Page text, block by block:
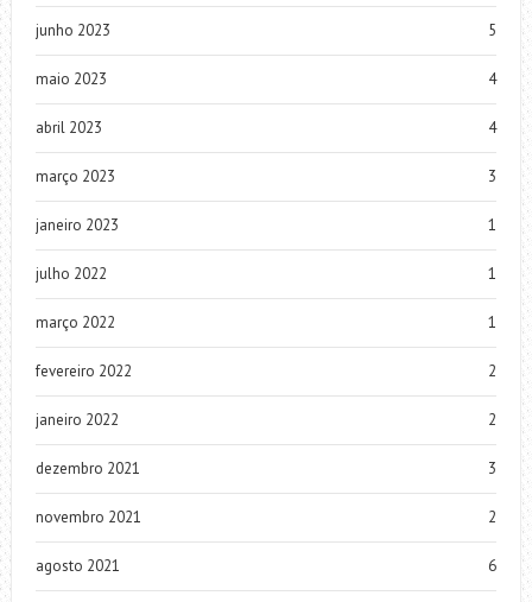
junho 2023 5
maio 2023 4
abril 2023 4
março 2023 3
janeiro 2023 1
julho 2022 1
março 2022 1
fevereiro 2022 2
janeiro 2022 2
dezembro 2021 3
novembro 2021 2
agosto 2021 6